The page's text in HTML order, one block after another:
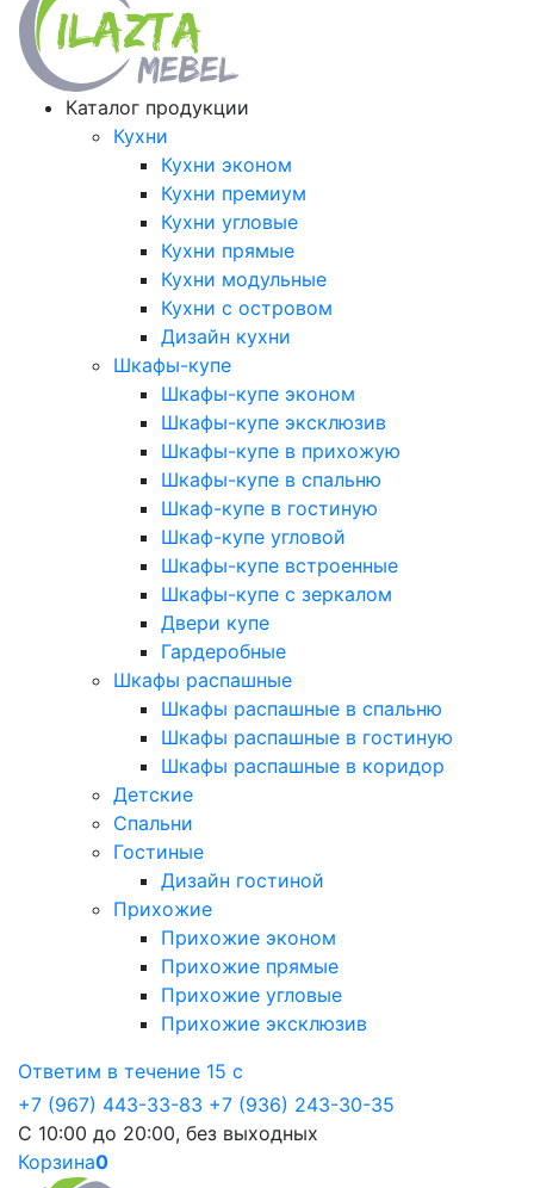
Каталог продукции
Кухни
Кухни эконом
Кухни премиум
Кухни угловые
Кухни прямые
Кухни модульные
Кухни с островом
Дизайн кухни
Шкафы-купе
Шкафы-купе эконом
Шкафы-купе эксклюзив
Шкафы-купе в прихожую
Шкафы-купе в спальню
Шкаф-купе в гостиную
Шкаф-купе угловой
Шкафы-купе встроенные
Шкафы-купе с зеркалом
Двери купе
Гардеробные
Шкафы распашные
Шкафы распашные в спальню
Шкафы распашные в гостиную
Шкафы распашные в коридор
Детские
Спальни
Гостиные
Дизайн гостиной
Прихожие
Прихожие эконом
Прихожие прямые
Прихожие угловые
Прихожие эксклюзив
Ответим в течение 15 с
+7 (967) 443-33-83 +7 (936) 243-30-35
С 10:00 до 20:00, без выходных
Корзина0